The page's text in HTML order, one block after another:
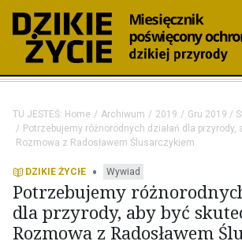
TU JESTEŚ: Home Archiwum 2019
Gru 2019 /
Potrzebujemy różnorodnych działań dla przyrody,
Rozmowa z Radosławem Ślusarczykiem
DZIKIE ŻYCIE • Wywiad
Potrzebujemy
dla przyrody, aby być
Rozmowa z Radosławem